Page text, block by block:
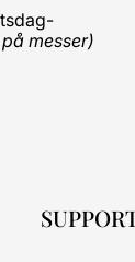
messer)